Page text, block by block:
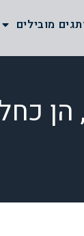
מובילים
הן